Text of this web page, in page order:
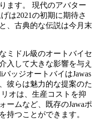
ます。 現代のアバター
は2021の初期に期待さ
、古典的な伝説は今月末
ミドル級のオートバイセ
入して大きな影響を与え
ッジオートバイはJawas
彼らは魅力的な提案のた
オは、生産コストを抑
ームなど、既存のJawaポ
持つことができます。